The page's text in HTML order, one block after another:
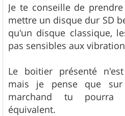
Je te conseille de
mettre un disque dur SD
qu'un disque classique,
pas sensibles aux
Le boitier présenté
mais je pense que
marchand tu
équivalent.